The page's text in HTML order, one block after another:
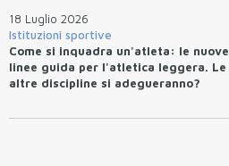
18 Luglio 2026
Istituzioni sportive
Come si inquadra un'atleta: le nuove
linee guida per l'atletica leggera. Le
altre discipline si adegueranno?